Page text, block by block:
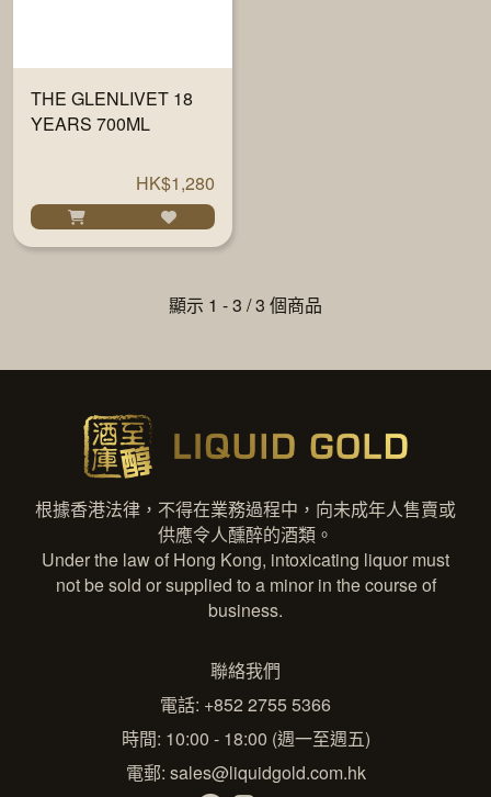
THE GLENLIVET 18
YEARS 700ML
HK$1,280
顯示 1 - 3 / 3 個商品
根據香港法律，不得在業務過程中，向未成年人售賣或
供應令人醺醉的酒類。
Under the law of Hong Kong, intoxicating liquor must
not be sold or supplied to a minor in the course of
business.
聯絡我們
電話: +852 2755 5366
時間: 10:00 - 18:00 (週一至週五)
電郵: sales@liquidgold.com.hk